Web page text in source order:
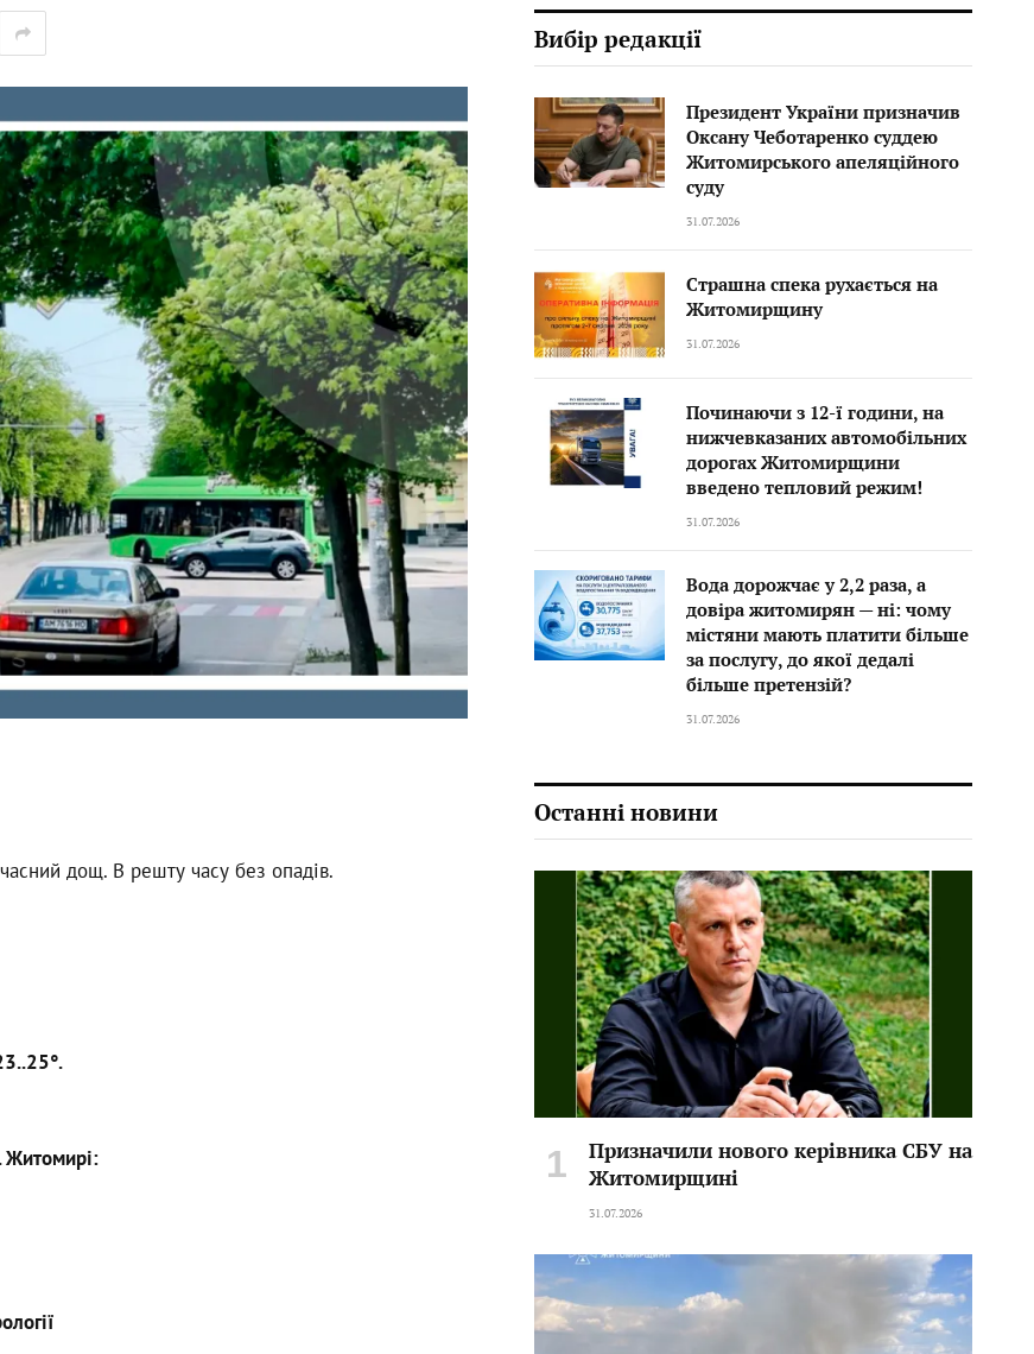
дощ. В решту часу без опадів.
Житомирі:
Вибір редакції
Президент України призначив
Оксану Чеботаренко суддею
Житомирського апеляційного
суду
31.07.2026
Страшна спека рухається на
Житомирщину
31.07.2026
Починаючи з 12-ї години, на
нижчевказаних автомобільних
дорогах Житомирщини
введено тепловий режим!
31.07.2026
Вода дорожчає у 2,2 раза, а
довіра житомирян — ні: чому
містяни мають платити більше
за послугу, до якої дедалі
більше претензій?
31.07.2026
Останні новини
Призначили нового керівника СБУ на
Житомирщині
31.07.2026